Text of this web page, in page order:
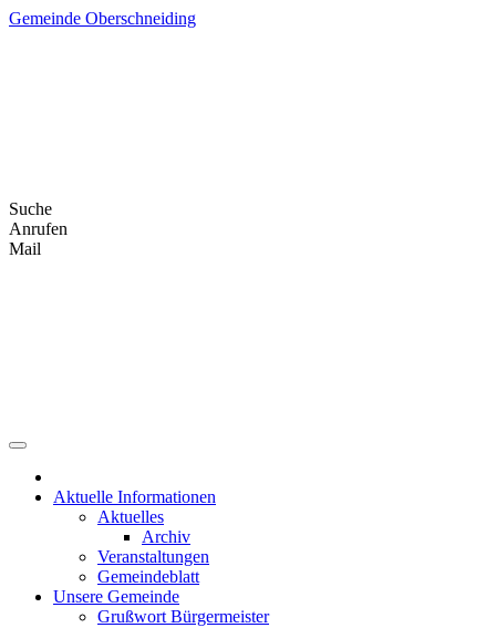
Skip
Gemeinde Oberschneiding
Suche
Anrufen
Mail
Aktuelle Informationen
Aktuelles
Archiv
Veranstaltungen
Gemeindeblatt
Unsere Gemeinde
Grußwort Bürgermeister